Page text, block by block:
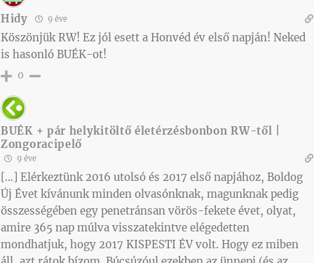
Hidy 9 éve
Köszönjük RW! Ez jól esett a Honvéd év első napján! Neked
is hasonló BUÉK-ot!
0
BUÉK + pár helykitöltő életérzésbonbon RW-től |
Zongoracipelő
9 éve
[…] Elérkeztünk 2016 utolsó és 2017 első napjához, Boldog
Új Évet kívánunk minden olvasónknak, magunknak pedig
összességében egy penetránsan vörös-fekete évet, olyat,
amire 365 nap múlva visszatekintve elégedetten
mondhatjuk, hogy 2017 KISPESTI ÉV volt. Hogy ez miben